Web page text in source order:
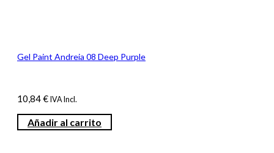
Gel Paint Andreia 08 Deep Purple
10,84€ IVA Incl.
Añadir al carrito